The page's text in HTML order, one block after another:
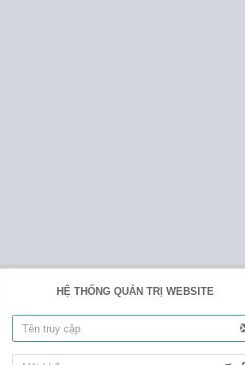
HỆ THỐNG QUẢN TRỊ WEBSITE